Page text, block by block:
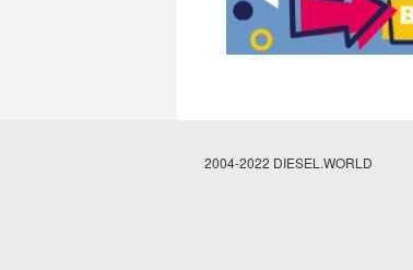
2004-2022 DIESEL.WORLD